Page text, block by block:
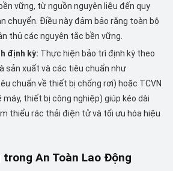
vững, từ nguồn nguyên liệu đến quy
chuyển. Điều này đảm bảo rằng toàn bộ
thủ các nguyên tắc bền vững.
định kỳ: Thực hiện bảo trì định kỳ theo
sản xuất và các tiêu chuẩn như
chuẩn về thiết bị chống rơi) hoặc TCVN
máy, thiết bị công nghiệp) giúp kéo dài
thiểu rác thải điện tử và tối ưu hóa hiệu
trong An Toàn Lao Động